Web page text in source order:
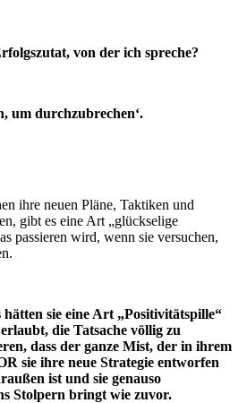
von der ich spreche?
um durchzubrechen‘.
ihre neuen Pläne, Taktiken und
gibt es eine Art „glückselige
passieren wird, wenn sie versuchen,
hätten sie eine Art „Positivitätspille“
die Tatsache völlig zu
dass der ganze Mist, der in ihrem
sie ihre neue Strategie entworfen
ist und sie genauso
Stolpern bringt wie zuvor.